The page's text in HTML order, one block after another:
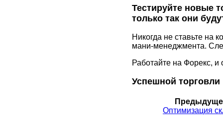
Тестируйте новые
только так они
Никогда не ставьте на
мани-менеджмента.
Работайте на Форекс,
Успешной
Оптимизация